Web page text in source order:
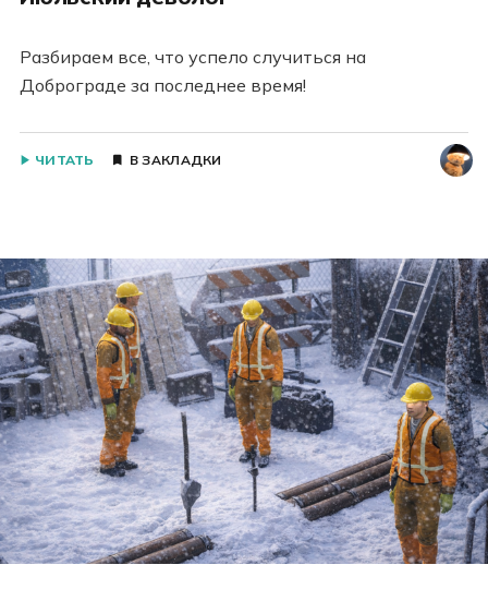
Разбираем все, что успело случиться на
Доброграде за последнее время!
ЧИТАТЬ В ЗАКЛАДКИ